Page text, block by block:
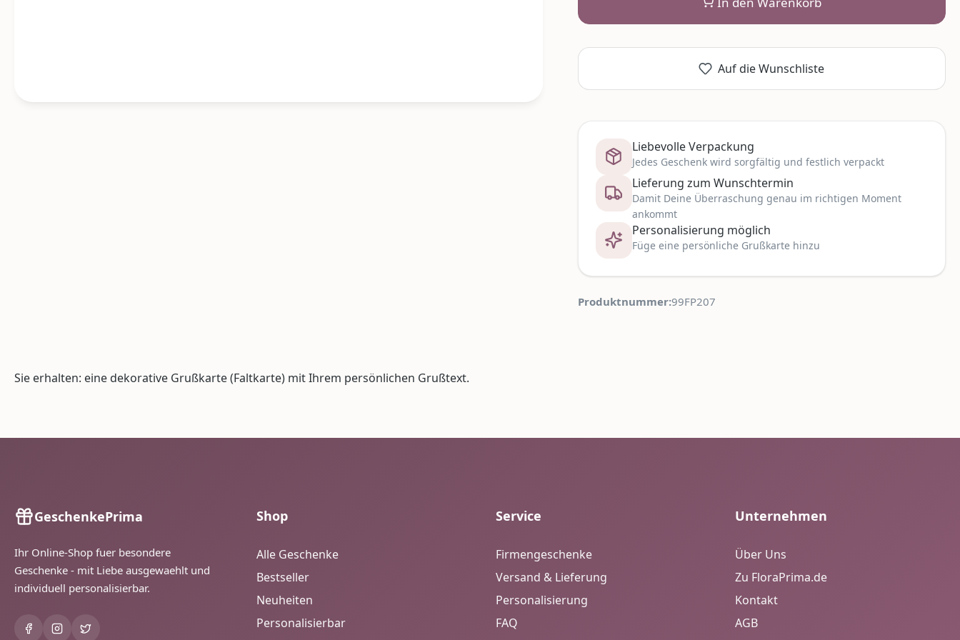
Auf die Wunschliste
Liebevolle Verpackung
Jedes Geschenk wird sorgfältig und festlich verpackt
Lieferung zum Wunschtermin
Damit Deine Überraschung genau im richtigen Moment
ankommt
Personalisierung möglich
Füge eine persönliche Grußkarte hinzu
Produktnummer:99FP207
Sie erhalten: eine dekorative Grußkarte (Faltkarte) mit Ihrem persönlichen Grußtext.
GeschenkePrima
Ihr Online-Shop fuer besondere
Geschenke - mit Liebe ausgewaehlt und
individuell personalisierbar.
Shop
Alle Geschenke
Bestseller
Neuheiten
Personalisierbar
Service
Firmengeschenke
Versand & Lieferung
Personalisierung
FAQ
Unternehmen
Über Uns
Zu FloraPrima.de
Kontakt
AGB